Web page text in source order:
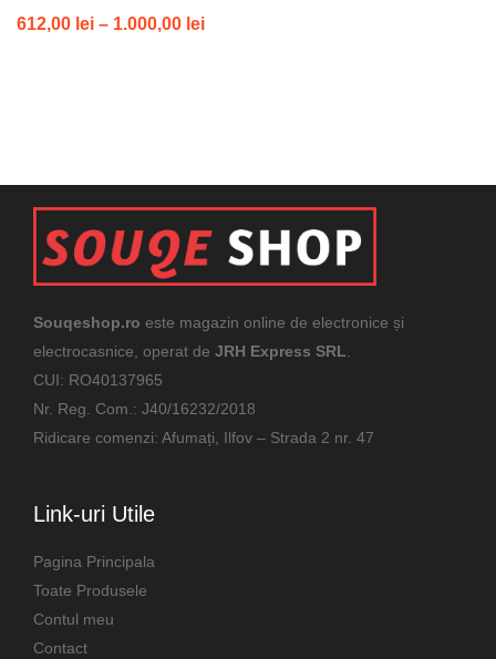
612,00 lei – 1.000,00 lei
Souqeshop.ro este magazin online de electronice și
electrocasnice, operat de JRH Express SRL
CUI: RO40137965
Nr. Reg. Com.: J40/16232/2018
Ridicare comenzi: Afumați, Ilfov – Strada 2 nr. 47
Link-uri Utile
Pagina Principala
Toate Produsele
Contul meu
Contact